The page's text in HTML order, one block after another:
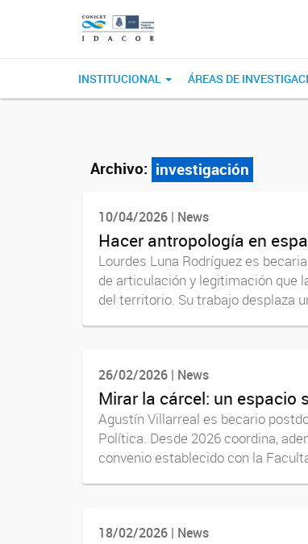
INSTITUCIONAL ÁREAS DE
Archivo: investigación
10/04/2026 | News
Hacer antropología en
Lourdes Luna Rodríguez es
de articulación y legitimación que
del territorio. Su trabajo desplaza
26/02/2026 | News
Mirar la cárcel: un espacio
Agustín Villarreal es becario
Política. Desde 2026 coordina,
convenio establecido con la
18/02/2026 | News